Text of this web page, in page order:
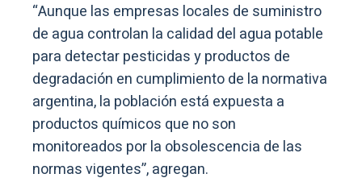
“Aunque las empresas locales de suministro
de agua controlan la calidad del agua potable
para detectar pesticidas y productos de
degradación en cumplimiento de la normativa
argentina, la población está expuesta a
productos químicos que no son
monitoreados por la obsolescencia de las
normas vigentes”, agregan.